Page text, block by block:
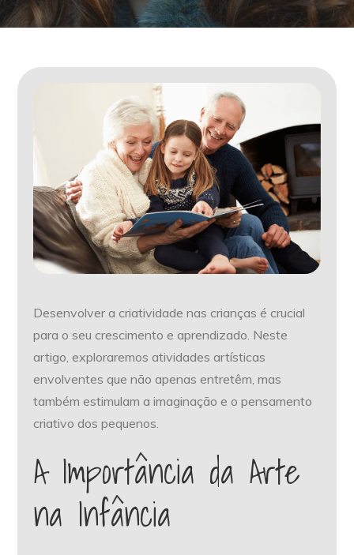
Desenvolver a criatividade nas crianças é crucial
para o seu crescimento e aprendizado. Neste
artigo, exploraremos atividades artísticas
envolventes que não apenas entretêm, mas
também estimulam a imaginação e o pensamento
criativo dos pequenos.
A Importância da Arte
na Infância